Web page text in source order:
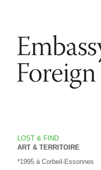
LOST & FIND
ART & TERRITOIRE
*1995 à Corbeil-Essonnes